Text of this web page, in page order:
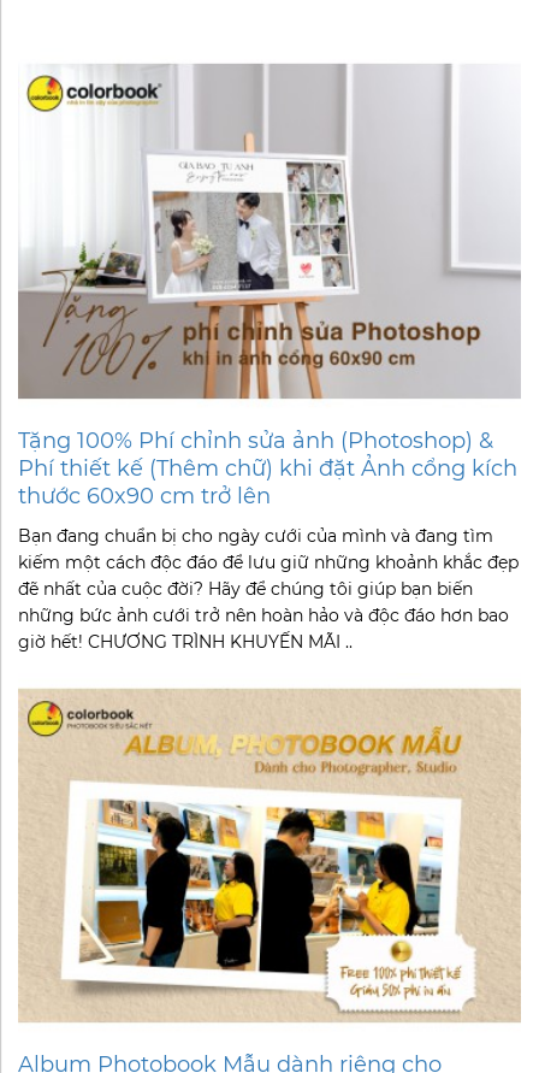
Tặng 100% Phí chỉnh sửa ảnh (Photoshop) &
Phí thiết kế (Thêm chữ) khi đặt Ảnh cổng kích
thước 60x90 cm trở lên
Bạn đang chuẩn bị cho ngày cưới của mình và đang tìm
kiếm một cách độc đáo để lưu giữ những khoảnh khắc đẹp
đẽ nhất của cuộc đời? Hãy để chúng tôi giúp bạn biến
những bức ảnh cưới trở nên hoàn hảo và độc đáo hơn bao
giờ hết! CHƯƠNG TRÌNH KHUYẾN MÃI ..
Album Photobook Mẫu dành riêng cho